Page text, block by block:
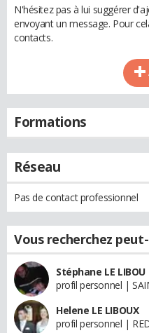
N'hésitez pas à lui suggérer
envoyant un message. Pour
contacts.
Formations
Réseau
Pas de contact professionnel
Vous recherchez
Stéphane LE LIBOU
profil personnel |
Helene LE LIBOUX
profil personnel |